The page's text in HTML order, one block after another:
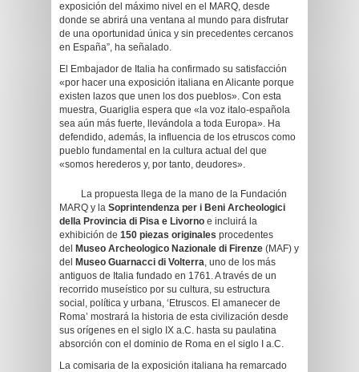
exposición del máximo nivel en el MARQ, desde
donde se abrirá una ventana al mundo para disfrutar
de una oportunidad única y sin precedentes cercanos
en España”, ha señalado.
El Embajador de Italia ha confirmado su satisfacción
«por hacer una exposición italiana en Alicante porque
existen lazos que unen los dos pueblos». Con esta
muestra, Guariglia espera que «la voz italo-española
sea aún más fuerte, llevándola a toda Europa». Ha
defendido, además, la influencia de los etruscos como
pueblo fundamental en la cultura actual del que
«somos herederos y, por tanto, deudores».
La propuesta llega de la mano de la Fundación
MARQ y la Soprintendenza per i Beni Archeologici
della Provincia di Pisa e Livorno e incluirá la
exhibición de 150 piezas originales procedentes
del
Museo Archeologico Nazionale di Firenze (MAF) y
del
Museo Guarnacci di Volterra, uno de los más
antiguos de Italia fundado en 1761. A través de un
recorrido museístico por su cultura, su estructura
social, política y urbana, ‘Etruscos. El amanecer de
Roma’ mostrará la historia de esta civilización desde
sus orígenes en el siglo IX a.C. hasta su paulatina
absorción con el dominio de Roma en el siglo I a.C.
La comisaria de la exposición italiana ha remarcado